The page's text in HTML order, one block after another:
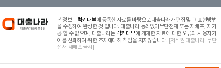
본 정보는 럭키대부에 등록한 자료를 바탕으로 대출나라가 편집 및 그 표현방법
을 수정하여 완성한 것 입니다. 대출나라 동의없이무단전재 또는 재배포, 재가
공 할 수 없으며, 대출나라는 럭키대부에 게재한 자료에 대한 오류와 사용자가
이를 신뢰하여 취한 조치에대해 책임을 지지않습니다. [저작권 대출나라. 무단
전재-재배포 금지]